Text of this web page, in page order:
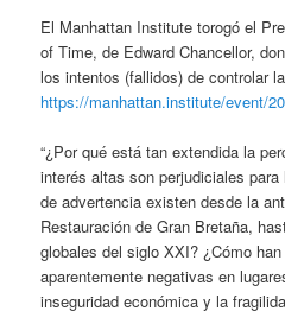
El Manhattan Institute torogó el
of Time, de Edward Chancellor,
los intentos (fallidos) de controlar
https://manhattan.institute/event/
“¿Por qué está tan extendida la
interés altas son perjudiciales
de advertencia existen desde la
Restauración de Gran Bretaña,
globales del siglo XXI? ¿Cómo
aparentemente negativas en
inseguridad económica y la